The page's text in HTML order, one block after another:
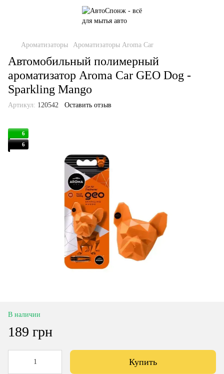
Ароматизаторы Ароматизаторы Aroma Car
Автомобильный полимерный
ароматизатор Aroma Car GEO Dog -
Sparkling Mango
Артикул: 120542 Оставить отзыв
6
6
В наличии
189 грн
Купить